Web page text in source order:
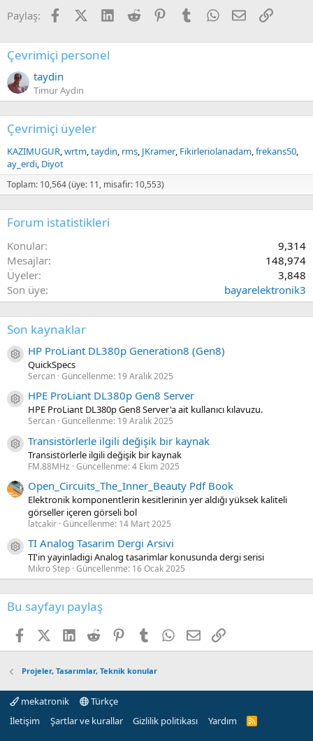
Paylaş: FacebookX (Twitter)
LinkedIn
Reddit PinterestTumblrWhatsApp
E-postaLink
Çevrimiçi personel
taydin
Timur Aydın
Çevrimiçi üyeler
KAZIMUGUR wrtm taydin rms JKramer Fikirleriolanadam frekans50
ay_erdi Diyot
Toplam: 10,564 (üye: 11, misafir: 10,553)
Forum istatistikleri
Konular
9,314
Mesajlar
148,974
Üyeler
3,848
Son üye
bayarelektronik3
Son kaynaklar
Kaynak ikon/amblem
HP ProLiant DL380p Generation8 (Gen8)
QuickSpecs
Sercan Güncellenme: 19 Aralık 2025
Kaynak ikon/amblem
HPE ProLiant DL380p Gen8 Server
HPE ProLiant DL380p Gen8 Server'a ait kullanıcı kılavuzu.
Sercan Güncellenme: 19 Aralık 2025
Kaynak ikon/amblem
Transistörlerle ilgili değişik bir kaynak
Transistörlerle ilgili değişik bir kaynak
FM.88MHz Güncellenme:4 Ekim 2025
Open_Circuits_The_Inner_Beauty Pdf Book
Elektronik komponentlerin kesitlerinin yer aldığı yüksek kaliteli
görseller içeren görseli bol
latcakir Güncellenme: 14 Mart 2025
Kaynak ikon/amblem
TI Analog Tasarim Dergi Arsivi
TI'in yayinladigi Analog tasarimlar konusunda dergi serisi
Mikro Step Güncellenme: 16 Ocak 2025
Bu sayfayı paylaş
FacebookX (Twitter)
LinkedIn
Reddit PinterestTumblr WhatsApp
E-postaLink
Projeler, Tasarımlar, Teknik konular
mekatronik
Türkçe
İletişim
Şartlar ve kurallar Gizlilik politikası Yardım
R